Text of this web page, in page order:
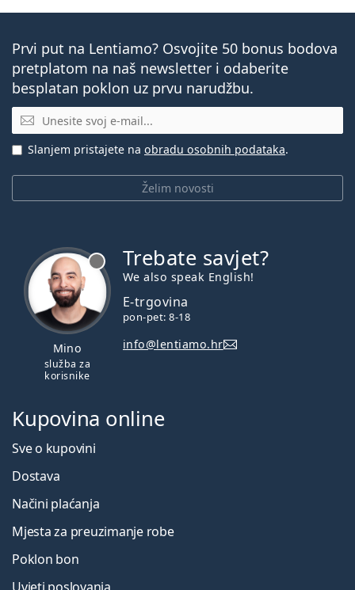
Prvi put na Lentiamo? Osvojite 50 bonus bodova
pretplatom na naš newsletter i odaberite
besplatan poklon uz prvu narudžbu.
E-mail
Želim novosti
Slanjem pristajete na obradu osobnih podataka.
Mino
služba za
korisnike
Trebate savjet?
We also speak English!
E-trgovina
pon-pet: 8-18
info@lentiamo.hr
Kupovina online
Sve o kupovini
Dostava
Načini plaćanja
Mjesta za preuzimanje robe
Poklon bon